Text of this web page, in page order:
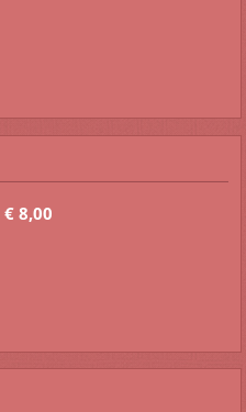
€ 8,00